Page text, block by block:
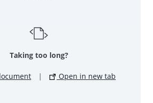
Taking too long?
| Open in new tab